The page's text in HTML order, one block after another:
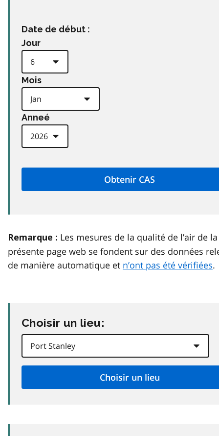
Date de début :
Jour
Mois
Anneé
Remarque : Les mesures de la qualité de l’air de la
présente page web se fondent sur des données
de manière automatique et n’ont pas été vérifiées.
Choisir un lieu: